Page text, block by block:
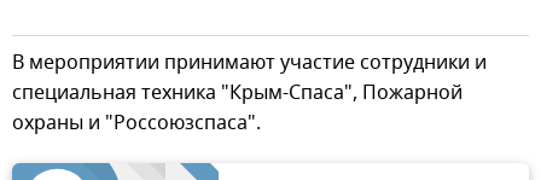
В мероприятии принимают участие сотрудники и
специальная техника "Крым-Спаса", Пожарной
охраны и "Россоюзспаса".